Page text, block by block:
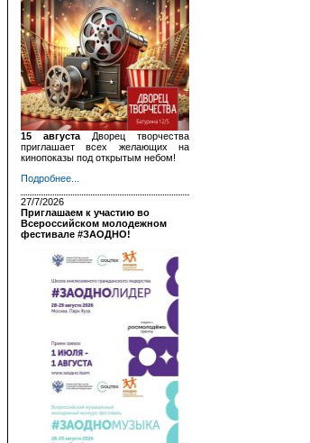
15 августа
Дворец творчества
приглашает всех желающих на
кинопоказы под открытым небом!
Подробнее...
27/7/2026
Приглашаем к участию во
Всероссийском молодежном
фестивале #ЗАОДНО!